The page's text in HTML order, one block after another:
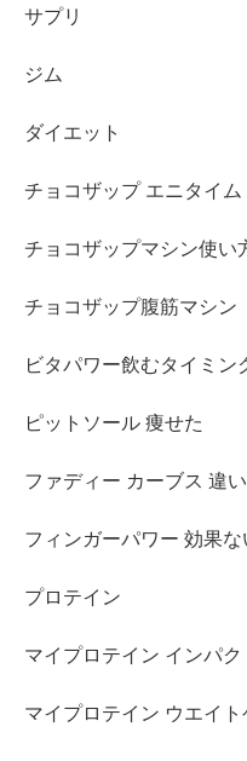
サプリ
ジム
ダイエット
チョコザップ エニタイム
チョコザップマシン使い
チョコザップ腹筋マシン
ビタパワー飲むタイミン
ピットソール 痩せた
ファディー カーブス 違い
フィンガーパワー 効果な
プロテイン
マイプロテイン インパ
マイプロテイン ウエイ